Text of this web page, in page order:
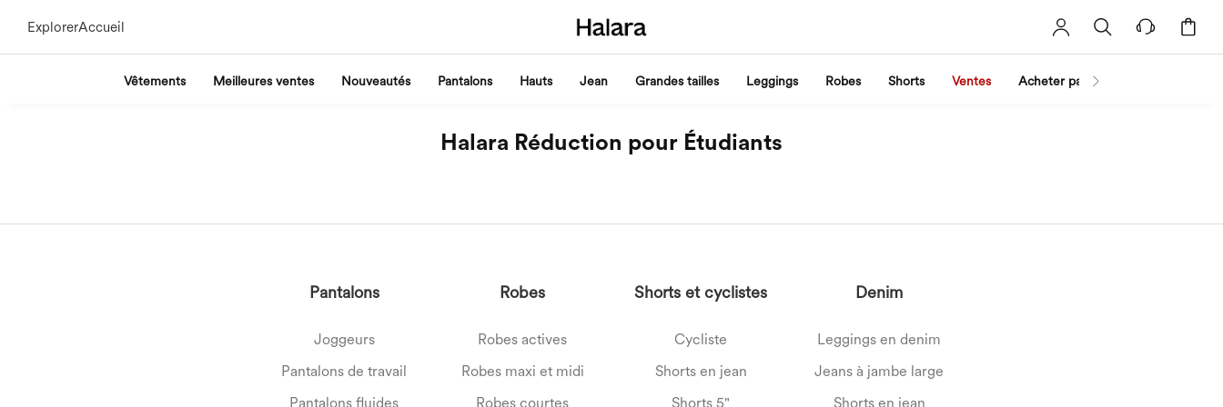
ExplorerAccueil
Vêtements Meilleures ventes Nouveautés Pantalons Hauts Jean Grandes tailles Leggings Robes Shorts Ventes Acheter par activité
Halara Réduction pour Étudiants
Pantalons
Joggeurs
Pantalons de travail
Pantalons fluides
Robes
Robes actives
Robes maxi et midi
Robes courtes
Shorts et cyclistes
Cycliste
Shorts en jean
Shorts 5"
Denim
Leggings en denim
Jeans à jambe large
Shorts en jean